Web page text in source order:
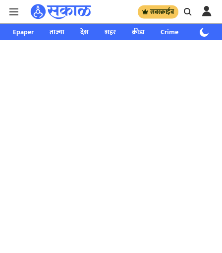
सबस्क्राईब
Epaper ताज्या देश शहर क्रीडा Crime साप्ताहिक